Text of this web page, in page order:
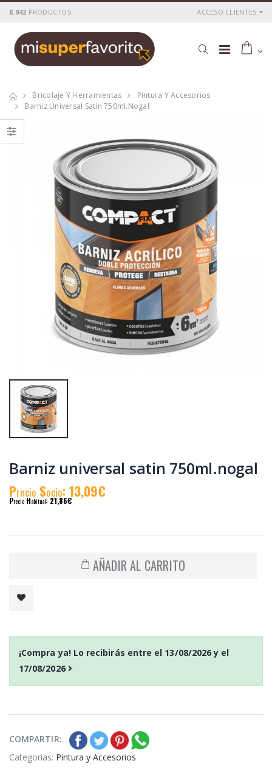
8.942 PRODUCTOS ACCESO CLIENTES
Bricolaje Y Herramientas
Pintura Y Accesorios
Barniz Universal Satin 750ml.nogal
Barniz universal satin 750ml.nogal
Precio Socio: 13,09€
Precio Habitual: 21,86€
AÑADIR AL CARRITO
¡Compra ya! Lo recibirás entre el 13/08/2026y el
17/08/2026
COMPARTIR:
Categorias: Pintura y Accesorios
Decapante cobre
gel compact 125
: 8,83€
abitual: 14,75€
Adhesivo
soldadura met.frio
30min. n21
Socio: 8,23€
Habitual: 13,59€
Adhesivo
soldadura met.frio
5min. n27
Precio S ocio: 8,23€
PrecioH abitual: 13,59€
Cola blanca
madera 500gr.
recio Socio: 5,78€
P recio H abitual: 9,97€